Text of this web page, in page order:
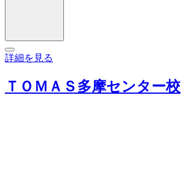
詳細を見る
ＴＯＭＡＳ多摩センター校